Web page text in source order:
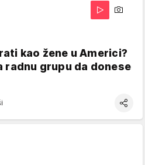
kao žene u Americi?
radnu grupu da donese